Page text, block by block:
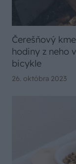
Čerešňový
hodiny z neho
bicykle
26. októbra 2023